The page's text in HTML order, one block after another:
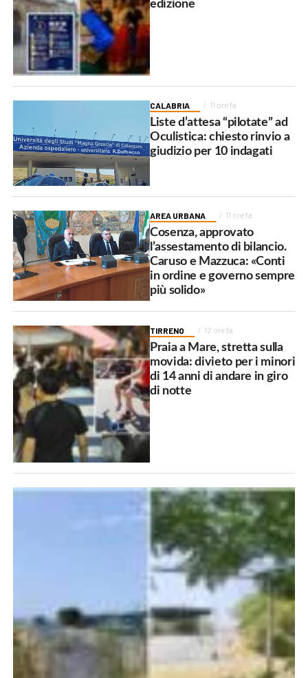
edizione
CALABRIA 11 ore fa
Liste d’attesa “pilotate” ad
Oculistica: chiesto rinvio a
giudizio per 10 indagati
AREA URBANA 11 ore fa
Cosenza, approvato
l’assestamento di bilancio.
Caruso e Mazzuca: «Conti
in ordine e governo sempre
più solido»
TIRRENO 12 ore fa
Praia a Mare, stretta sulla
movida: divieto per i minori
di 14 anni di andare in giro
di notte